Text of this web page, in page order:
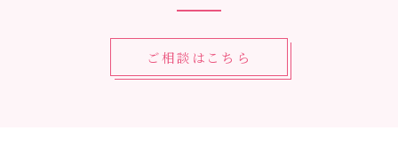
ご相談はこちら